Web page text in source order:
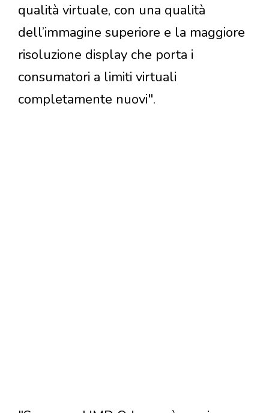
qualità virtuale, con una qualità
dell’immagine superiore e la maggiore
risoluzione display che porta i
consumatori a limiti virtuali
completamente nuovi".